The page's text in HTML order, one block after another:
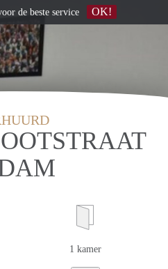
1 kamer
de beste service OK!